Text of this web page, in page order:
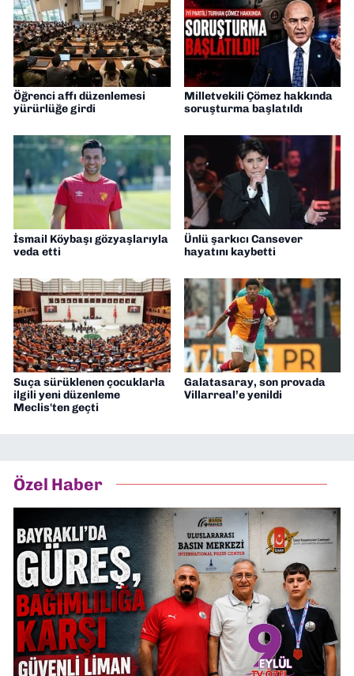
Öğrenci affı düzenlemesi
yürürlüğe girdi
Milletvekili Çömez hakkında
soruşturma başlatıldı
İsmail Köybaşı gözyaşlarıyla
veda etti
Ünlü şarkıcı Cansever
hayatını kaybetti
Suça sürüklenen çocuklarla
ilgili yeni düzenleme
Meclis'ten geçti
Galatasaray, son provada
Villarreal’e yenildi
Özel Haber